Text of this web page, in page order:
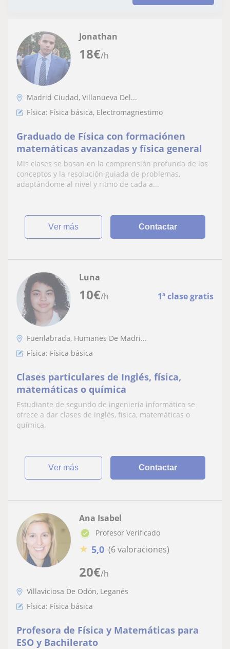
18€/h
Jonathan
Madrid Ciudad, Villanueva Del...
Física: Física básica, Electromagnestimo
Graduado de Física con formaciónen
matemáticas avanzadas y física general
Mis clases se basan en la comprensión profunda de los
conceptos y la resolución guiada de problemas,
adaptándome al nivel y ritmo de cada a...
ver más Contactar
10€/h 1ª clase gratis
Luna
Fuenlabrada, Humanes De Madri...
Física: Física básica
Clases particulares de Inglés, física,
matemáticas o química
Estudiante de segundo de ingeniería informática se
ofrece a dar clases de inglés, física, matemáticas o
química.
ver más Contactar
20€/h
Ana Isabel
Profesor Verificado
★ 5,0 (6 valoraciones)
Villaviciosa De Odón, Leganés
Física: Física básica
Profesora de Física y Matemáticas para
ESO y Bachilerato